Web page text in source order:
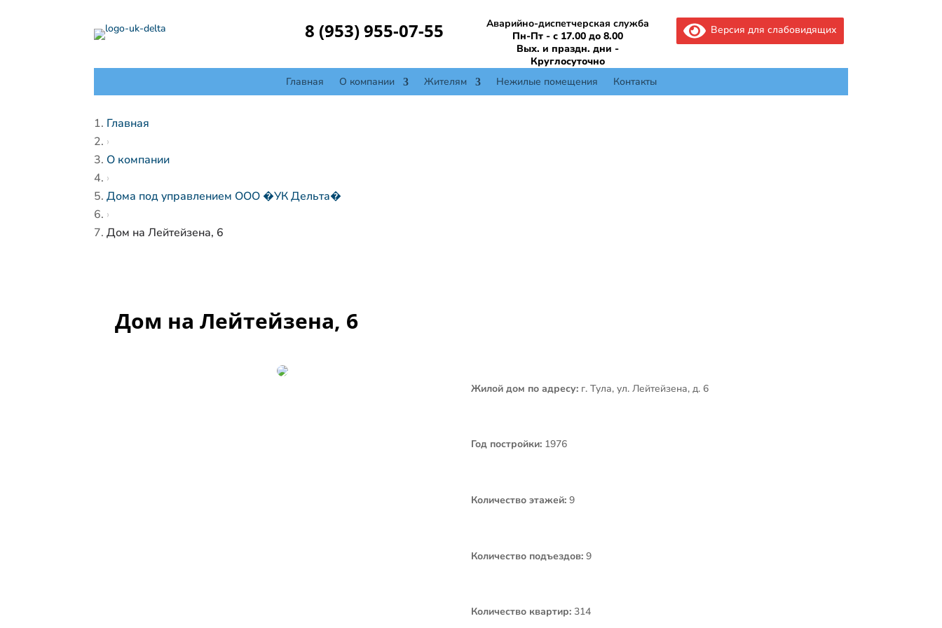
8 (953) 955-07-55
Аварийно-диспетчерская служба
Пн-Пт - с 17.00 до 8.00
Вых. и праздн. дни -
Круглосуточно
Версия для слабовидящих
Главная О компании Жителям Нежилые помещения Контакты
Главная
›
О компании
›
Дома под управлением ООО �УК Дельта�
›
Дом на Лейтейзена, 6
Дом на Лейтейзена, 6
Жилой дом по адресу: г. Тула, ул. Лейтейзена, д. 6
Год постройки: 1976
Количество этажей: 9
Количество подъездов: 9
Количество квартир: 314